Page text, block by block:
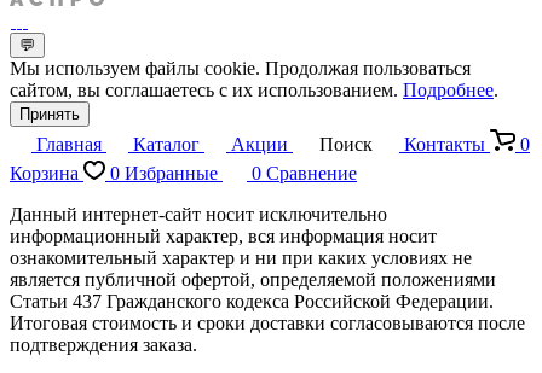
💬
Мы используем файлы cookie. Продолжая пользоваться
сайтом, вы соглашаетесь с их использованием. Подробнее.
Принять
Главная Каталог Акции Поиск Контакты
0
Корзина
0 Избранные 0 Сравнение
Данный интернет-сайт носит исключительно
информационный характер, вся информация носит
ознакомительный характер и ни при каких условиях не
является публичной офертой, определяемой положениями
Статьи 437 Гражданского кодекса Российской Федерации.
Итоговая стоимость и сроки доставки согласовываются после
подтверждения заказа.